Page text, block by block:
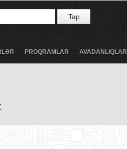
Tap
PROQRAMLAR AVADANLIQLAR